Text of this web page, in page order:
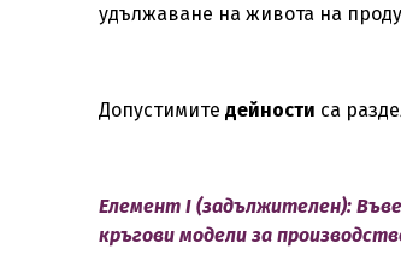
удължаване на живота на
Допустимите дейности са
Елемент I (задължителен):
кръгови модели за